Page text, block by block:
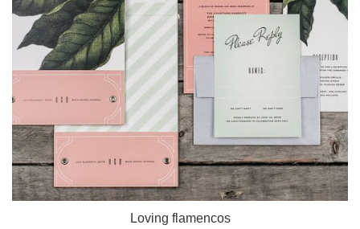
Loving flamencos